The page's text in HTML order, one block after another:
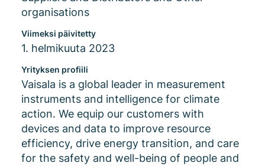
organisations
Viimeksi päivitetty
1. helmikuuta 2023
Yrityksen profiili
Vaisala is a global leader in measurement
instruments and intelligence for climate
action. We equip our customers with
devices and data to improve resource
efficiency, drive energy transition, and care
for the safety and well-being of people and